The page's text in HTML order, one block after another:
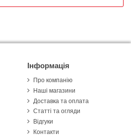
Інформація
Про компанію
Наші магазини
Доставка та оплата
Статті та огляди
Відгуки
Контакти